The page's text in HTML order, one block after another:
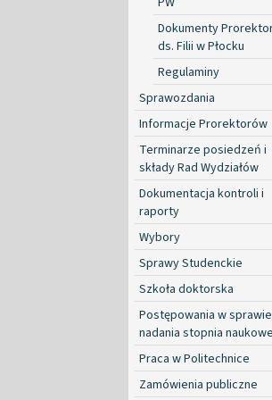
Dokumenty
ds. Filii w Płocku
Regulaminy
Sprawozdania
Informacje Prorektorów
Terminarze posiedzeń i
składy Rad Wydziałów
Dokumentacja kontroli i
raporty
Wybory
Sprawy Studenckie
Szkoła doktorska
Postępowania w sprawie
nadania stopnia
Praca w Politechnice
Zamówienia publiczne